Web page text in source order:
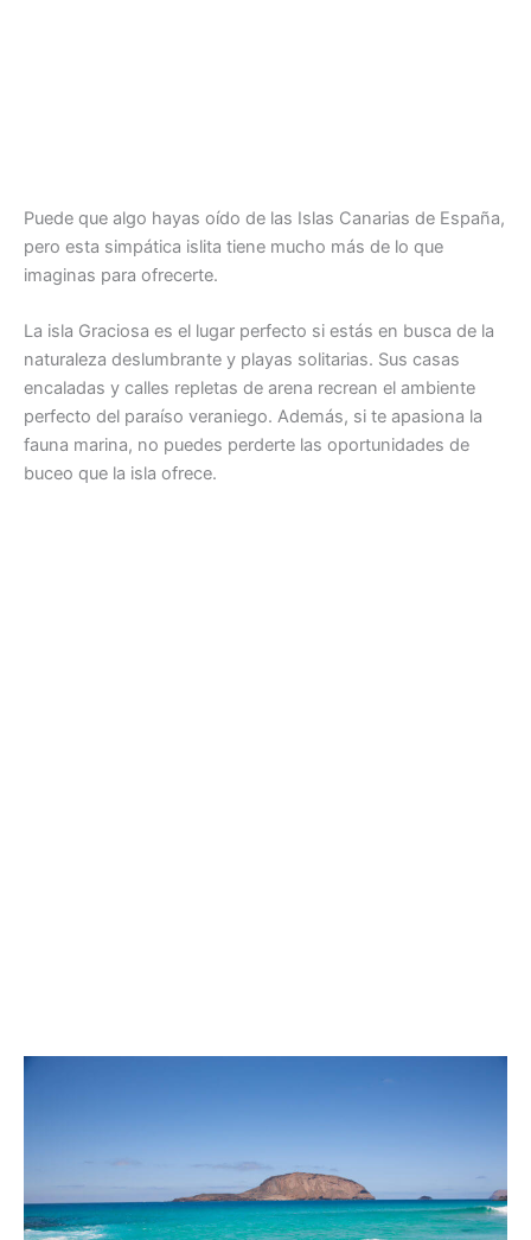
Puede que algo hayas oído de las Islas Canarias de España,
pero esta simpática islita tiene mucho más de lo que
imaginas para ofrecerte.
La isla Graciosa es el lugar perfecto si estás en busca de la
naturaleza deslumbrante y playas solitarias. Sus casas
encaladas y calles repletas de arena recrean el ambiente
perfecto del paraíso veraniego. Además, si te apasiona la
fauna marina, no puedes perderte las oportunidades de
buceo que la isla ofrece.